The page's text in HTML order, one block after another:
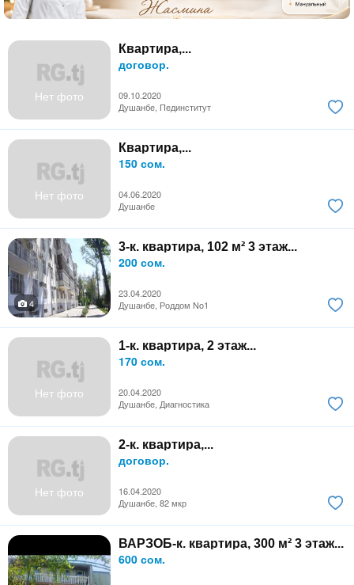
Нет фото
Квартира,...
договор.
09.10.2020
Душанбе, Пединститут
Нет фото
Квартира,...
150 сом.
04.06.2020
Душанбе
3-к. квартира, 102 м² 3 этаж...
200 сом.
23.04.2020
4
Душанбе, Роддом No1
Нет фото
1-к. квартира, 2 этаж...
170 сом.
20.04.2020
Душанбе, Диагностика
Нет фото
2-к. квартира,...
договор.
16.04.2020
Душанбе, 82 мкр
ВАРЗОБ-к. квартира, 300 м² 3 этаж...
600 сом.